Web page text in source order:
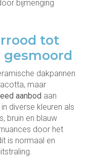
bijmenging
tot
gesmoord
dakpannen
maar
aanbod aan
in diverse kleuren als
bruin en blauw
door het
is normaal en